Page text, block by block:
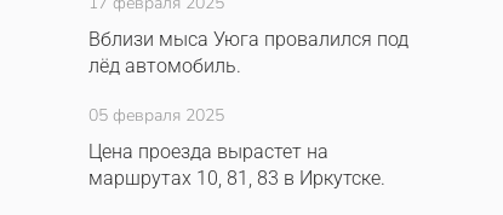
Вблизи мыса Уюга провалился под
лёд автомобиль.
05 февраля 2025
Цена проезда вырастет на
маршрутах 10, 81, 83 в Иркутске.